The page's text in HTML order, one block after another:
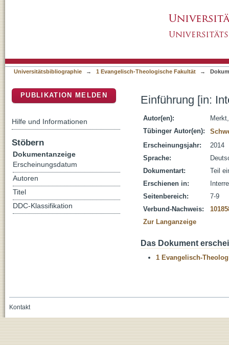
Universitätsbibliographie → 1 Evangelisch-Theologische Fakultät →
Einführung [in:
Autor(en):
Tübinger Autor(en):
Erscheinungsjahr:
2014
Sprache:
Dokumentart:
Teil
Erschienen in:
Seitenbereich:
7-9
Verbund-Nachweis:
Zur Langanzeige
Das Dokument
1 Evangelisch-
PUBLIKATION MELDEN
Hilfe und Informationen
Stöbern
Dokumentanzeige
Erscheinungsdatum
Autoren
Titel
DDC-Klassifikation
Kontakt